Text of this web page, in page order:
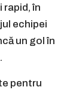
rapid, în
echipei
un gol în
pentru